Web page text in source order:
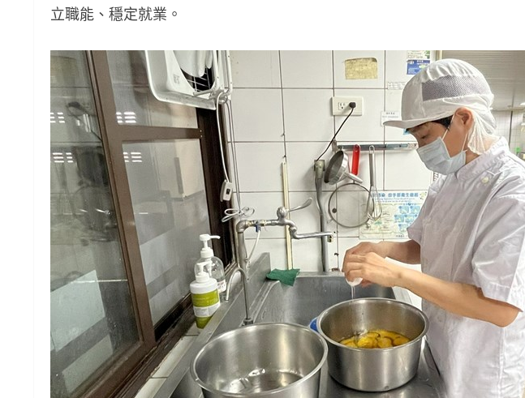
立職能、穩定就業。